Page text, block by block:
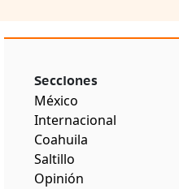
Secciones
México
Internacional
Coahuila
Saltillo
Opinión